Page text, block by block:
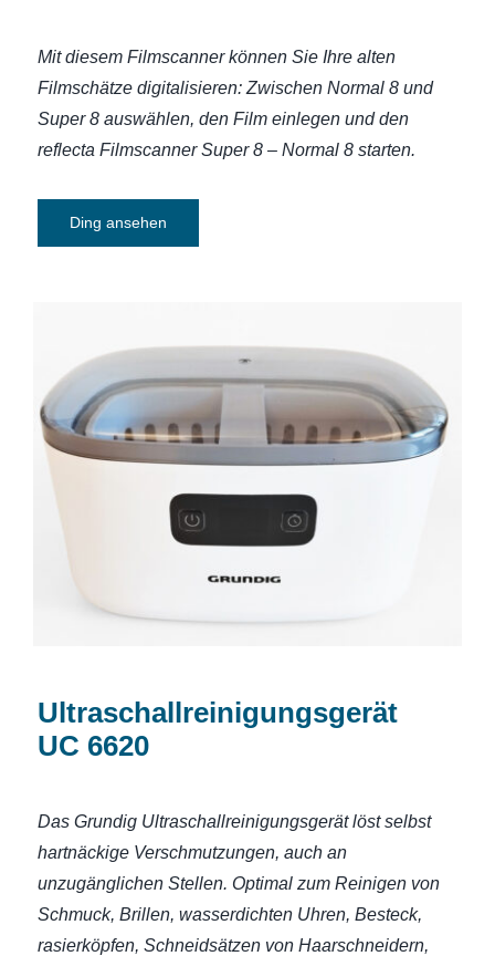
Mit diesem Filmscanner können Sie Ihre alten
Filmschätze digitalisieren: Zwischen Normal 8 und
Super 8 auswählen, den Film einlegen und den
reflecta Filmscanner Super 8 – Normal 8 starten.
Ding ansehen
Ultraschallreinigungsgerät
UC 6620
Das Grundig Ultraschallreinigungsgerät löst selbst
hartnäckige Verschmutzungen, auch an
unzugänglichen Stellen. Optimal zum Reinigen von
Schmuck, Brillen, wasserdichten Uhren, Besteck,
rasierköpfen, Schneidsätzen von Haarschneidern,